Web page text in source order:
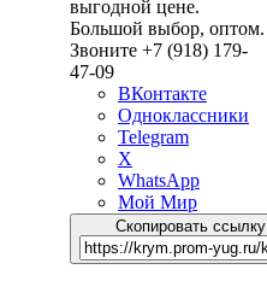
выгодной цене.
Большой выбор, оптом.
Звоните +7 (918) 179-
47-09
ВКонтакте
Одноклассники
Telegram
X
WhatsApp
Мой Мир
Скопировать ссылку